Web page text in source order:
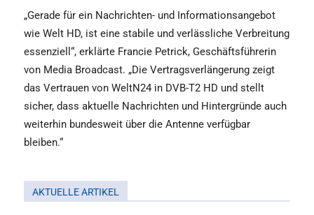
„Gerade für ein Nachrichten- und Informationsangebot
wie Welt HD, ist eine stabile und verlässliche Verbreitung
essenziell“, erklärte Francie Petrick, Geschäftsführerin
von Media Broadcast. „Die Vertragsverlängerung zeigt
das Vertrauen von WeltN24 in DVB-T2 HD und stellt
sicher, dass aktuelle Nachrichten und Hintergründe auch
weiterhin bundesweit über die Antenne verfügbar
bleiben.“
AKTUELLE ARTIKEL